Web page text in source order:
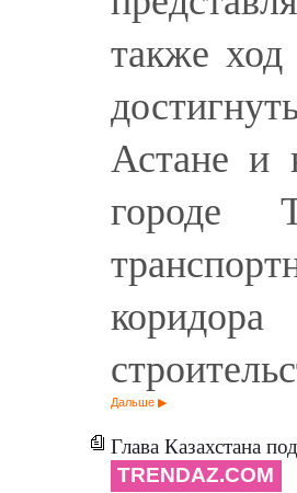
также ход
Астане и
городе
Дальше
Глава Казахстана подтвердил
TRENDAZ.COM